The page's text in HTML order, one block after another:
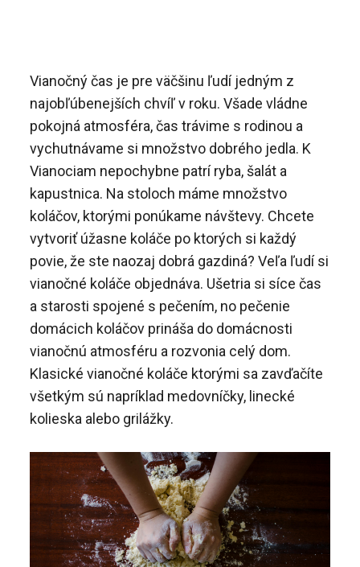
Vianočný čas je pre väčšinu ľudí jedným z
najobľúbenejších chvíľ v roku. Všade vládne
pokojná atmosféra, čas trávime s rodinou a
vychutnávame si množstvo dobrého jedla. K
Vianociam nepochybne patrí ryba, šalát a
kapustnica. Na stoloch máme množstvo
koláčov, ktorými ponúkame návštevy. Chcete
vytvoriť úžasne koláče po ktorých si každý
povie, že ste naozaj dobrá gazdiná? Veľa ľudí si
vianočné koláče objednáva. Ušetria si síce čas
a starosti spojené s pečením, no pečenie
domácich koláčov prináša do domácnosti
vianočnú atmosféru a rozvonia celý dom.
Klasické vianočné koláče ktorými sa zavďačíte
všetkým sú napríklad medovníčky, linecké
kolieska alebo grilážky.